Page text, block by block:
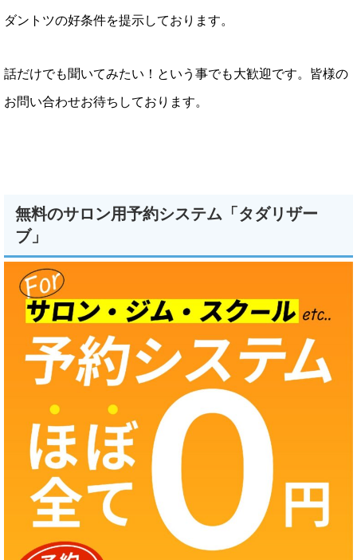
ダントツの好条件を提示しております。
話だけでも聞いてみたい！という事でも大歓迎です。皆様の
お問い合わせお待ちしております。
無料のサロン用予約システム「タダリザー
ブ」